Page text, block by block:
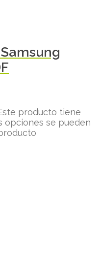
producto tiene
opciones se pueden